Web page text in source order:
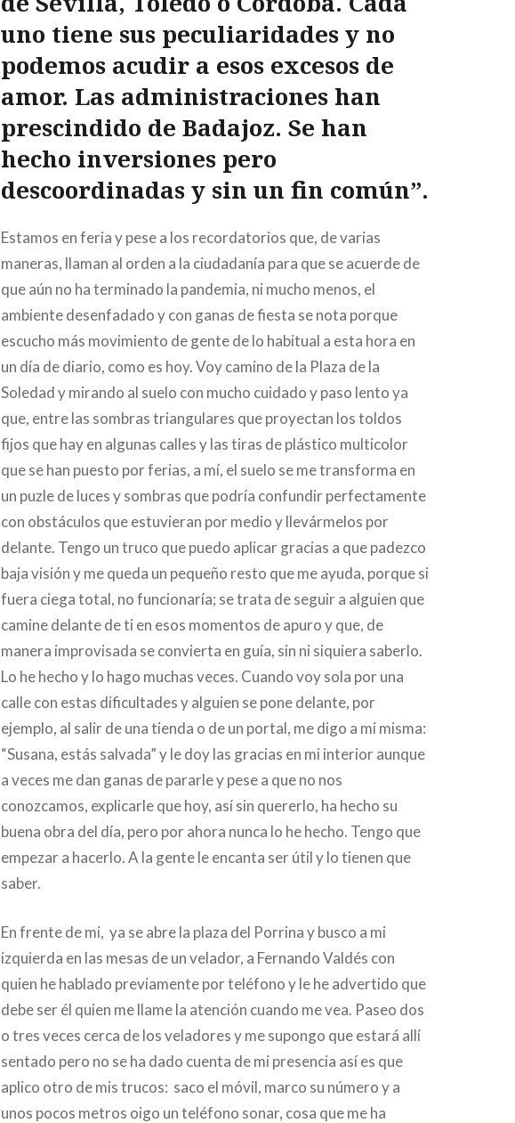
arriba/abajo
para
aumentar
disminuir
uno tiene sus peculiaridades y no
podemos acudir a esos excesos de
amor. Las administraciones han
prescindido de Badajoz. Se han
hecho inversiones pero
descoordinadas y sin un fin común”.
Estamos en feria y pese a los recordatorios que, de varias
maneras, llaman al orden a la ciudadanía para que se acuerde de
que aún no ha terminado la pandemia, ni mucho menos, el
ambiente desenfadado y con ganas de fiesta se nota porque
escucho más movimiento de gente de lo habitual a esta hora en
un día de diario, como es hoy. Voy camino de la Plaza de la
Soledad y mirando al suelo con mucho cuidado y paso lento ya
que, entre las sombras triangulares que proyectan los toldos
fijos que hay en algunas calles y las tiras de plástico multicolor
que se han puesto por ferias, a mí, el suelo se me transforma en
un puzle de luces y sombras que podría confundir perfectamente
con obstáculos que estuvieran por medio y llevármelos por
delante. Tengo un truco que puedo aplicar gracias a que padezco
baja visión y me queda un pequeño resto que me ayuda, porque si
fuera ciega total, no funcionaría; se trata de seguir a alguien que
camine delante de ti en esos momentos de apuro y que, de
manera improvisada se convierta en guía, sin ni siquiera saberlo.
Lo he hecho y lo hago muchas veces. Cuando voy sola por una
calle con estas dificultades y alguien se pone delante, por
ejemplo, al salir de una tienda o de un portal, me digo a mi misma:
“Susana, estás salvada” y le doy las gracias en mi interior aunque
a veces me dan ganas de pararle y pese a que no nos
conozcamos, explicarle que hoy, así sin quererlo, ha hecho su
buena obra del día, pero por ahora nunca lo he hecho. Tengo que
empezar a hacerlo. A la gente le encanta ser útil y lo tienen que
saber.
En frente de mi, ya se abre la plaza del Porrina y busco a mi
izquierda en las mesas de un velador, a Fernando Valdés con
quien he hablado previamente por teléfono y le he advertido que
debe ser él quien me llame la atención cuando me vea. Paseo dos
o tres veces cerca de los veladores y me supongo que estará allí
sentado pero no se ha dado cuenta de mi presencia así es que
aplico otro de mis trucos: saco el móvil, marco su número y a
unos pocos metros oigo un teléfono sonar, cosa que me ha